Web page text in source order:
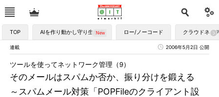
TOP AIを作り動かし守り生かす ロー/ノーコード クラウドネイ
連載 2006年5月2日 公開
そのメールはスパムか否か、振り分けを鍛える
～スパムメール対策「POPFileのクライアント設
ツールを使ってネットワーク管理（9）